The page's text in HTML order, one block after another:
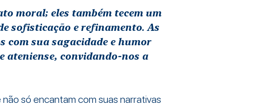
moral; eles também tecem um
sofisticação e refinamento. As
com sua sagacidade e humor
ateniense, convidando-nos a
só encantam com suas narrativas